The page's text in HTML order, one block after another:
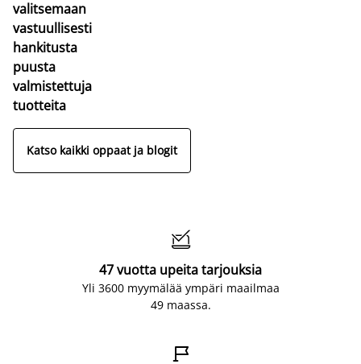
valitsemaan
vastuullisesti
hankitusta
puusta
valmistettuja
tuotteita
Katso kaikki oppaat ja blogit

47 vuotta upeita tarjouksia
Yli 3600 myymälää ympäri maailmaa
49 maassa.
